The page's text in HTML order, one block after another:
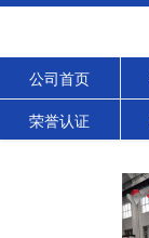
公司首页
荣誉认证